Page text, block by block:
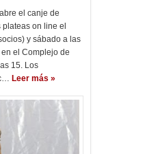
el canje de
on line el
y sábado a las
el Complejo de
15. Los
Leer más »